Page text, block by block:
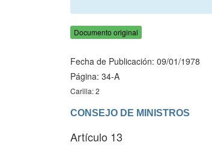
Documento original
Fecha de Publicación: 09/01/1978
Página: 34-A
Carilla: 2
CONSEJO DE MINISTROS
Artículo 13